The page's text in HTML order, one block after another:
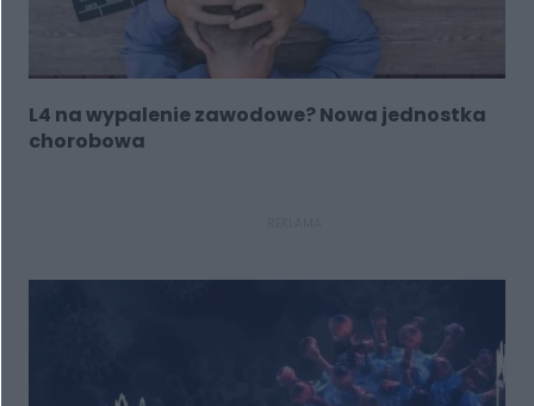
L4 na wypalenie zawodowe? Nowa jednostka
chorobowa